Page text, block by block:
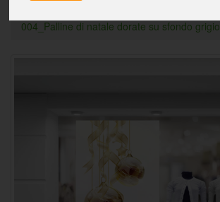
004_Palline di natale dorate su sfondo grigio